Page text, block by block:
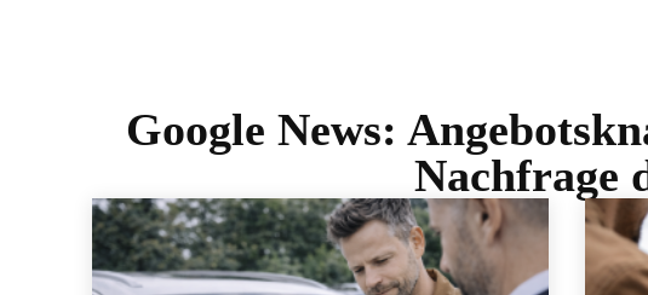
Google News:
Nachfrage